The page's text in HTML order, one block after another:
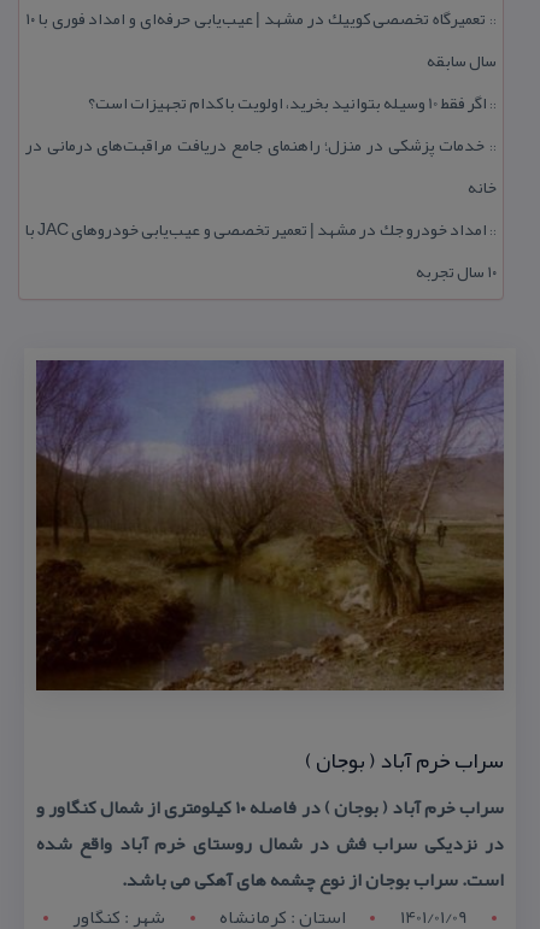
::
تعمیرگاه تخصصی كوییك در مشهد | عیب‌یابی حرفه‌ای و امداد فوری با ۱۰
سال سابقه
:: اگر فقط 10 وسیله بتوانید بخرید، اولویت با كدام تجهیزات است؟
:: خدمات پزشكی در منزل؛ راهنمای جامع دریافت مراقبت‌های درمانی در
خانه
::
امداد خودرو جك در مشهد | تعمیر تخصصی و عیب‌یابی خودروهای JAC با
۱۰ سال تجربه
سراب خرم آباد ( بوجان )
سراب خرم آباد ( بوجان ) در فاصله ۱۰ كیلومتری از شمال كنگاور و
در نزدیكی سراب فش در شمال روستای خرم آباد واقع شده
است. سراب بوجان از نوع چشمه های آهكی می باشد.
1401/01/09
استان : کرمانشاه شهر : کنگاور